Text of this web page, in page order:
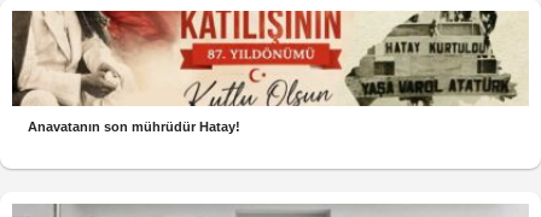
Anavatanın son mührüdür Hatay!